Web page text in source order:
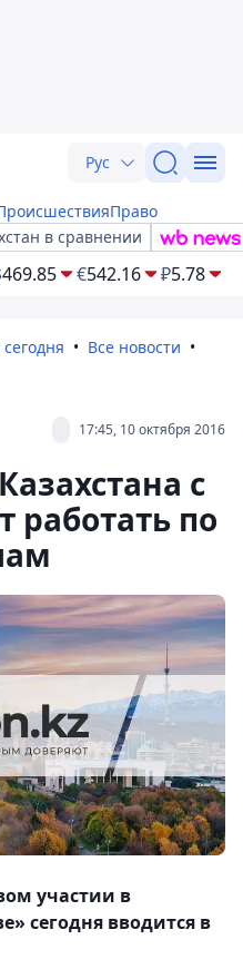
Рус
Право
в сравнении
469.85 €542.16 ₽5.78
Все новости
17:45, 10 октября 2016
с
работать по
участии в
сегодня вводится в